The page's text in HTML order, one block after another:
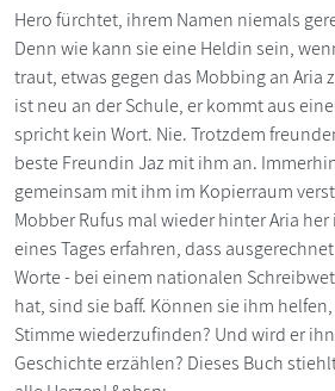
Hero fürchtet, ihrem Namen niemals
Denn wie kann sie eine Heldin sein,
traut, etwas gegen das Mobbing an Aria
ist neu an der Schule, er kommt aus
spricht kein Wort. Nie. Trotzdem
beste Freundin Jaz mit ihm an.
gemeinsam mit ihm im Kopierraum
Mobber Rufus mal wieder hinter Aria her
eines Tages erfahren, dass
Worte - bei einem nationalen
hat, sind sie baff. Können sie ihm
Stimme wiederzufinden? Und wird er
Geschichte erzählen? Dieses Buch